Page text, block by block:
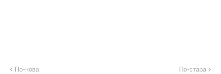
По-нова По-стара